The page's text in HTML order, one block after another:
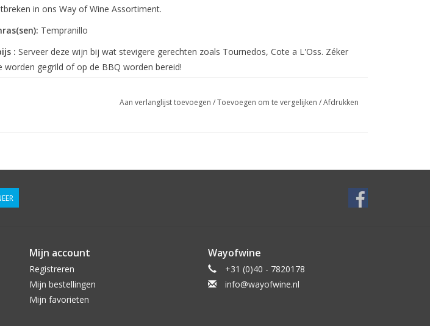
in ons Way of Wine Assortiment.
Tempranillo
: Serveer deze wijn bij wat stevigere gerechten zoals Tournedos, Cote a L'Oss. Zéker
worden gegrild of op de BBQ worden bereid!
Aan verlanglijst toevoegen /Toevoegen om te vergelijken /Afdrukken
Mijn account
Registreren
Mijn bestellingen
Mijn favorieten
Wayofwine
+31 (0)40 - 7820178
info@wayofwine.nl